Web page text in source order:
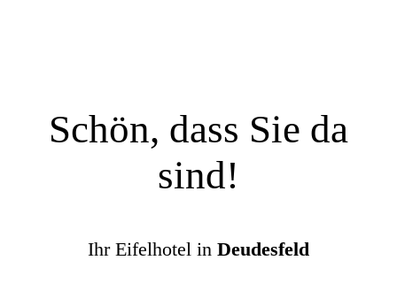
Schön, dass Sie da
sind!
Ihr Eifelhotel in Deudesfeld